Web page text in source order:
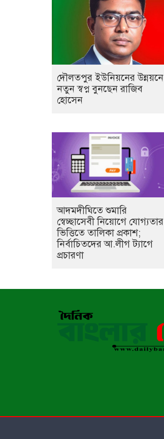
দৌলতপুর ইউনিয়নের উন্নয়নে
নতুন স্বপ্ন বুনছেন রাজিব
হোসেন
আদমদীঘিতে শুমারি
স্বেচ্ছাসেবী নিয়োগে যোগ্যতার
ভিত্তিতে তালিকা প্রকাশ;
নির্বাচিতদের আ.লীগ ট্যাগে
প্রচারণা